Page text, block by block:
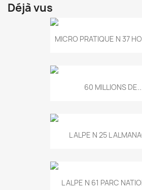
Déjà vus
MICRO PRATIQUE N 37
60 MILLIONS DE...
L ALPE N 25 L
L ALPE N 61 PARC